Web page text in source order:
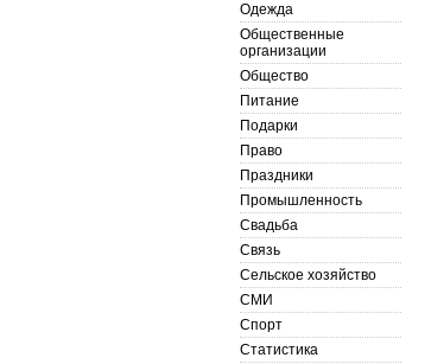
Одежда
Общественные
организации
Общество
Питание
Подарки
Право
Праздники
Промышленность
Свадьба
Связь
Сельское хозяйство
СМИ
Спорт
Статистика